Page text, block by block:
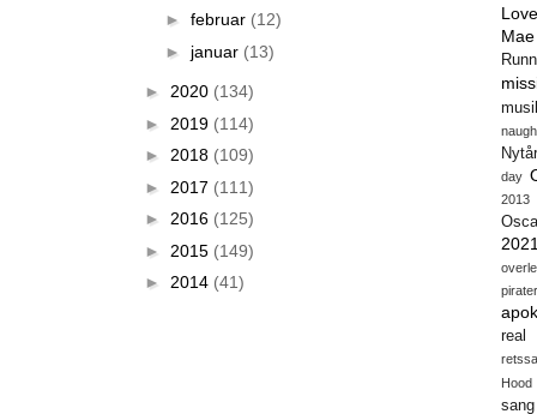
► februar (12)
► januar (13)
► 2020 (134)
► 2019 (114)
► 2018 (109)
► 2017 (111)
► 2016 (125)
► 2015 (149)
► 2014 (41)
Nytår
day
2013
pirater
real
Hood